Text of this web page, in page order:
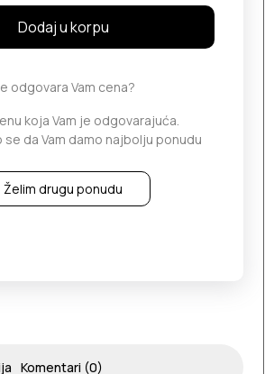
Dodaj u korpu
odgovara Vam cena?
koja Vam je odgovarajuća.
da Vam damo najbolju ponudu
Želim drugu ponudu
Komentari (0)